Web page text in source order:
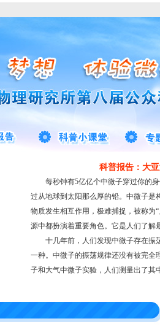
科普报告：大
每秒钟有5亿亿个中微子穿过你的身
过从地球到太阳那么厚的铅。中微子是
物质发生相互作用，极难捕捉，被称为
源中都扮演着重要角色。它是人们了解
十几年前，人们发现中微子存在振
一种。中微子的振荡规律还没有被完全
子和大气中微子实验，人们测量出了其